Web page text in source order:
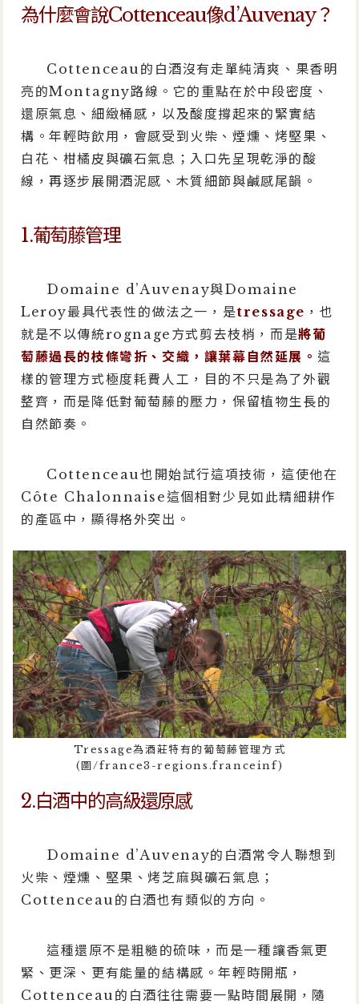
為什麼會說Cottenceau像d’Auvenay？
Cottenceau的白酒沒有走單純清爽、果香明
亮的Montagny路線。它的重點在於中段密度、
還原氣息、細緻桶感，以及酸度撐起來的緊實結
構。年輕時飲用，會感受到火柴、煙燻、烤堅果、
白花、柑橘皮與礦石氣息；入口先呈現乾淨的酸
線，再逐步展開酒泥感、木質細節與鹹感尾韻。
1.葡萄藤管理
Domaine d’Auvenay與Domaine
Leroy最具代表性的做法之一，是tressage ，也
就是不以傳統rognage方式剪去枝梢，而是將葡
萄藤過長的枝條彎折、交織，讓葉幕自然延展。 這
樣的管理方式極度耗費人工，目的不只是為了外觀
整齊，而是降低對葡萄藤的壓力，保留植物生長的
自然節奏。
Cottenceau也開始試行這項技術，這使他在
Côte Chalonnaise這個相對少見如此精細耕作
的產區中，顯得格外突出。
Tressage為酒莊特有的葡萄藤管理方式
(圖/france3-regions.franceinf)
2.白酒中的高級還原感
Domaine d’Auvenay的白酒常令人聯想到
火柴、煙燻、堅果、烤芝麻與礦石氣息；
Cottenceau的白酒也有類似的方向。
這種還原不是粗糙的硫味，而是一種讓香氣更
緊、更深、更有能量的結構感。年輕時開瓶，
Cottenceau的白酒往往需要一點時間展開，隨